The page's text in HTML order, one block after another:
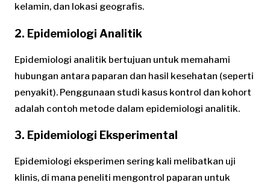
kelamin, dan lokasi geografis.
2. Epidemiologi Analitik
Epidemiologi analitik bertujuan untuk memahami
hubungan antara paparan dan hasil kesehatan (seperti
penyakit). Penggunaan studi kasus kontrol dan kohort
adalah contoh metode dalam epidemiologi analitik.
3. Epidemiologi Eksperimental
Epidemiologi eksperimen sering kali melibatkan uji
klinis, di mana peneliti mengontrol paparan untuk